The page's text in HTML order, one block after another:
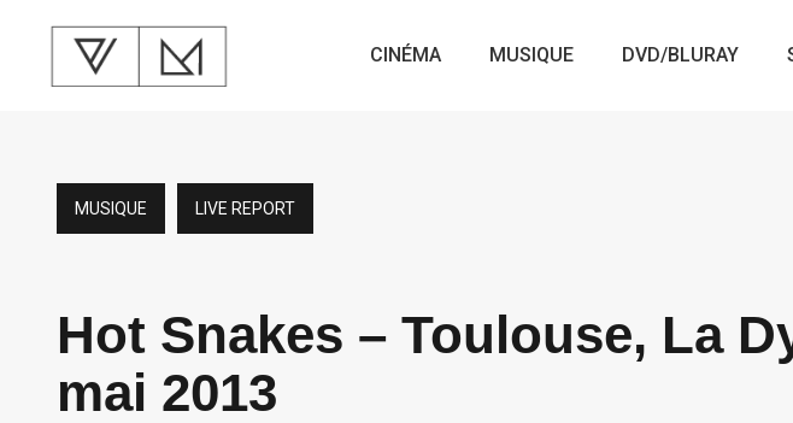
CINÉMA MUSIQUE DVD/BLURAY
MUSIQUE LIVE REPORT
Hot Snakes – Toulouse, La
mai 2013